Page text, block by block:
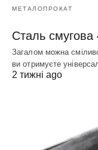
МЕТАЛОПРОКАТ
Сталь
Загалом можна
ви отримуєте
2 тижні ago